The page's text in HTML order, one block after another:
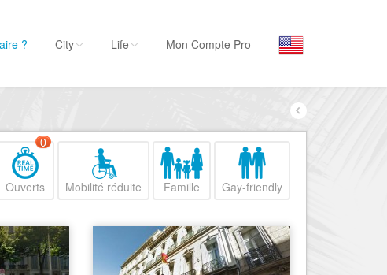
?
Hôtels, ...
Visiter
Sortir
Restaurants, ...
City Life Mon Compte Pro
Ouverts
0
Mobilité réduite Famille Gay-friendly